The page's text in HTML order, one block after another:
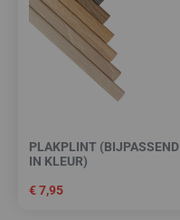
PLAKPLINT (BIJPASSEND
IN KLEUR)
€7,95